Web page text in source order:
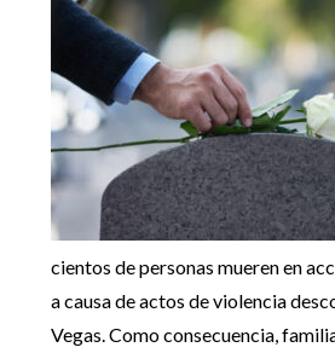
cientos de personas mueren en
a causa de actos de violencia
Vegas. Como consecuencia,